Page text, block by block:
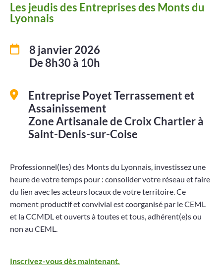
Les jeudis des Entreprises des Monts du
Lyonnais
8 janvier 2026
De 8h30 à 10h
Entreprise Poyet Terrassement et
Assainissement
Zone Artisanale de Croix Chartier à
Saint-Denis-sur-Coise
Professionnel(les) des Monts du Lyonnais, investissez une
heure de votre temps pour : consolider votre réseau et faire
du lien avec les acteurs locaux de votre territoire. Ce
moment productif et convivial est coorganisé par le CEML
et la CCMDL et ouverts à toutes et tous, adhérent(e)s ou
non au CEML.
Inscrivez-vous dès maintenant.
Newsletter
Projets
Contact